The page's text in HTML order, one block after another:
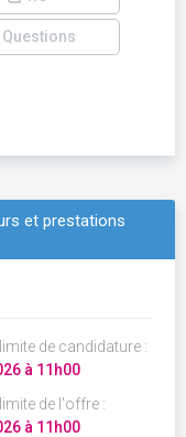
Questions
et prestations
de candidature :
à 11h00
de l'offre :
à 11h00